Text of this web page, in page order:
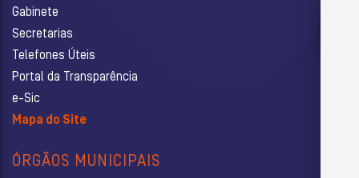
Gabinete
Secretarias
Telefones Úteis
Portal da Transparência
e-Sic
Mapa do Site
ÓRGÃOS MUNICIPAIS